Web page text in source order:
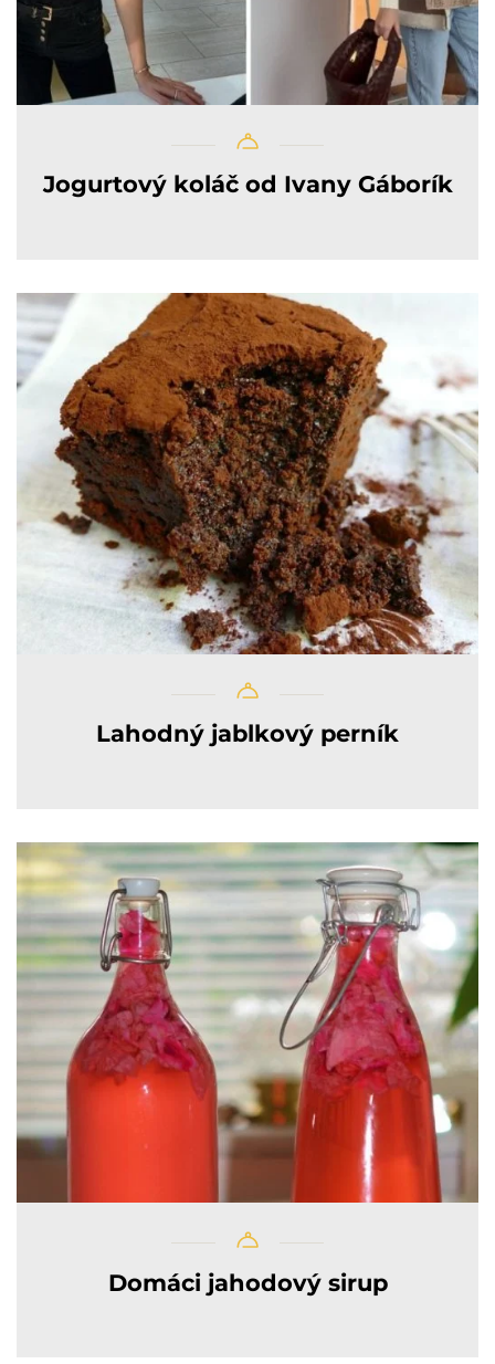
Jogurtový koláč od Ivany Gáborík
Lahodný jablkový perník
Domáci jahodový sirup